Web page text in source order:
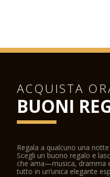
ACQUISTA
BUONI
Regala a qualcuno una
Scegli un buono regalo e
che ama—musica, dramma
tutto in un’unica elegante